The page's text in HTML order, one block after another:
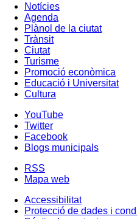
Notícies
Agenda
Plànol de la ciutat
Trànsit
Ciutat
Turisme
Promoció econòmica
Educació i Universitat
Cultura
YouTube
Twitter
Facebook
Blogs municipals
RSS
Mapa web
Accessibilitat
Protecció de dades i